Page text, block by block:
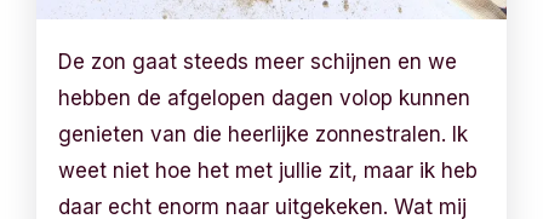
De zon gaat steeds meer schijnen en we
hebben de afgelopen dagen volop kunnen
genieten van die heerlijke zonnestralen. Ik
weet niet hoe het met jullie zit, maar ik heb
daar echt enorm naar uitgekeken. Wat mij